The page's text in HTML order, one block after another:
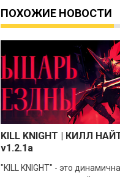
ПОХОЖИЕ НОВОСТИ
KILL KNIGHT | КИЛЛ
v1.2.1a
"KILL KNIGHT" - это